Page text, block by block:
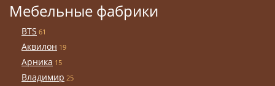
Мебельные фабрики
BTS 61
Аквилон 19
Арника 15
Владимир 25